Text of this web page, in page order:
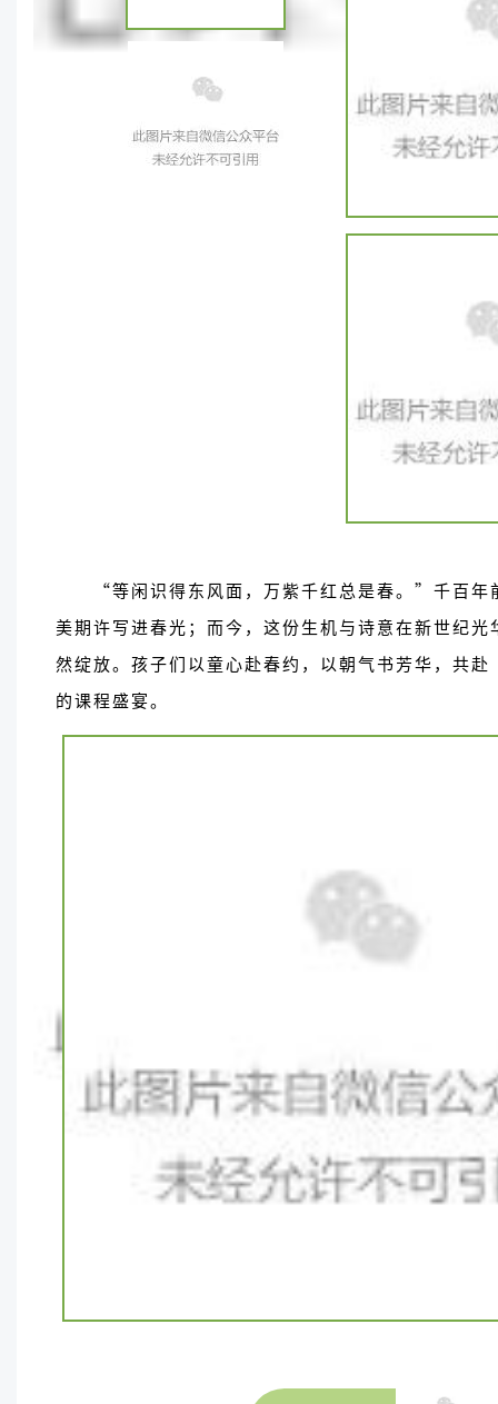
“等闲识得东风面，万紫千红总是春。” 千百年
美期许写进春光；而今，这份生机与诗意在新世纪光
然绽放。孩子们以童心赴春约，以朝气书芳华，共
的课程盛宴。